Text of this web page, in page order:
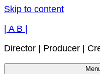
Skip to content
| A B |
Director | Producer |